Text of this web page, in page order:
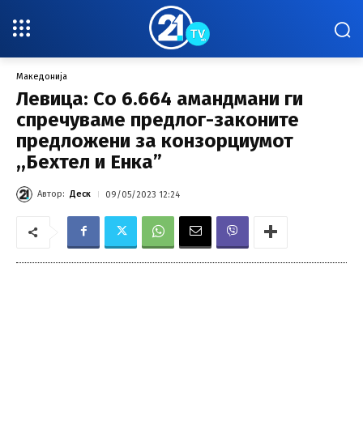
Македонија
Левица: Со 6.664 амандмани ги
спречуваме предлог-законите
предложени за конзорциумот
,,Бехтел и Енка”
Автор: Деск 09/05/2023 12:24